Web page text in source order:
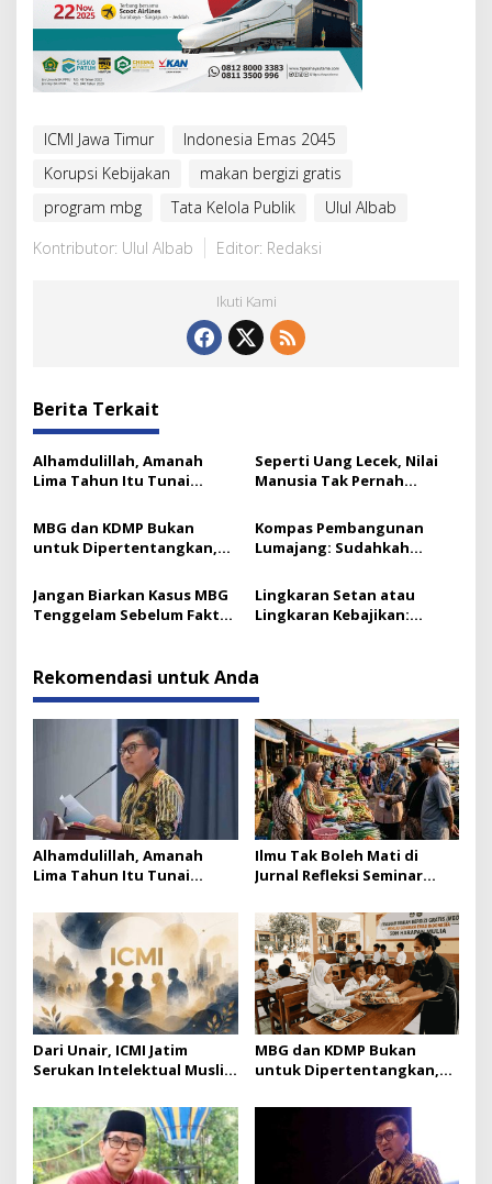
ICMI Jawa Timur
Indonesia Emas 2045
Korupsi Kebijakan
makan bergizi gratis
program mbg
Tata Kelola Publik
Ulul Albab
Kontributor: Ulul Albab
Editor: Redaksi
Ikuti Kami
Berita Terkait
Alhamdulillah, Amanah
Lima Tahun Itu Tunai
Jatim
Seperti Uang Lecek, Nilai
Manusia Tak Pernah
MBG dan KDMP Bukan
untuk Dipertentangkan,
Kompas Pembangunan
Lumajang: Sudahkah
Jangan Biarkan Kasus MBG
Tenggelam Sebelum Fakta
Lingkaran Setan atau
Lingkaran Kebajikan:
Rekomendasi untuk Anda
Alhamdulillah, Amanah
Lima Tahun Itu Tunai
Jatim
Ilmu Tak Boleh Mati di
Jurnal Refleksi Seminar
Dari Unair, ICMI Jatim
Serukan Intelektual Muslim
Polarisasi Bangsa
MBG dan KDMP Bukan
untuk Dipertentangkan,